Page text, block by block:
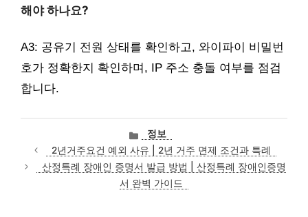
해야 하나요?
A3: 공유기 전원 상태를 확인하고, 와이파이 비밀번
호가 정확한지 확인하며, IP 주소 충돌 여부를 점검
합니다.
카
테
고
리
정보
2년거주요건 예외 사유 | 2년 거주 면제 조건과 특례
산정특례 장애인 증명서 발급 방법 | 산정특례 장애인증명
서 완벽 가이드